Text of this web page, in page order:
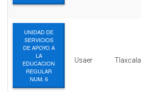
UNIDAD DE
SERVICIOS
DE APOYO A
LA
EDUCACION
REGULAR
NUM. 6
Usaer Tlaxcala